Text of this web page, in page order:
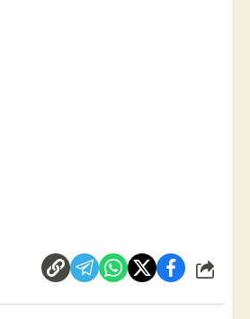
شارك